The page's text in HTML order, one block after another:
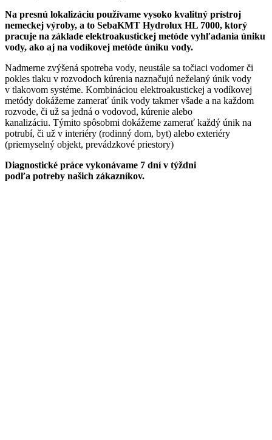
Na presnú lokalizáciu používame vysoko kvalitný prístroj
nemeckej výroby, a to SebaKMT Hydrolux HL 7000, ktorý
pracuje na základe elektroakustickej metóde vyhľadania úniku
vody, ako aj na vodíkovej metóde úniku vody.
Nadmerne zvýšená spotreba vody, neustále sa točiaci vodomer či
pokles tlaku v rozvodoch kúrenia naznačujú neželaný únik vody
v tlakovom systéme. Kombináciou elektroakustickej a vodíkovej
metódy dokážeme zamerať únik vody takmer všade a na každom
rozvode, či už sa jedná o vodovod, kúrenie alebo
kanalizáciu. Týmito spôsobmi dokážeme zamerať každý únik na
potrubí, či už v interiéry (rodinný dom, byt) alebo exteriéry
(priemyselný objekt, prevádzkové priestory)
Diagnostické práce vykonávame 7 dní v týždni
podľa potreby našich zákazníkov.